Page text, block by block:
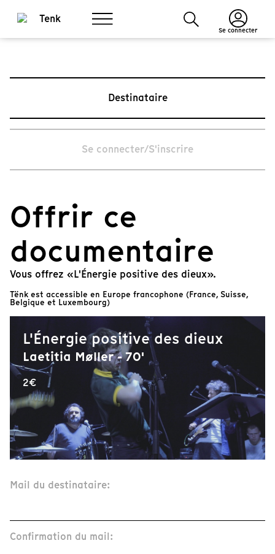
Se connecter
Destinataire
Se connecter/S'inscrire
Offrir ce
documentaire
Vous offrez «L'Énergie positive des dieux».
Tënk est accessible en Europe francophone (France, Suisse,
Belgique et Luxembourg)
L'Énergie positive des dieux
Laetitia Møller - 70'
2€
Mail du destinataire:
Confirmation du mail: